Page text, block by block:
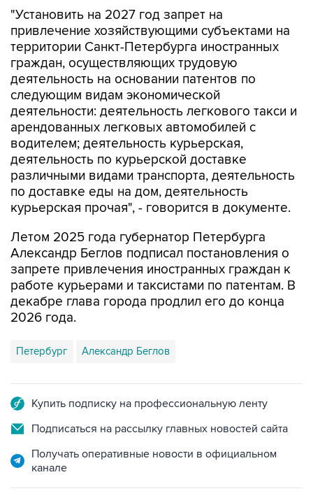
"Установить на 2027 год запрет на
привлечение хозяйствующими субъектами на
территории Санкт-Петербурга иностранных
граждан, осуществляющих трудовую
деятельность на основании патентов по
следующим видам экономической
деятельности: деятельность легкового такси и
арендованных легковых автомобилей с
водителем; деятельность курьерская,
деятельность по курьерской доставке
различными видами транспорта, деятельность
по доставке еды на дом, деятельность
курьерская прочая", - говорится в документе.
Летом 2025 года губернатор Петербурга
Александр Беглов подписал постановления о
запрете привлечения иностранных граждан к
работе курьерами и таксистами по патентам. В
декабре глава города продлил его до конца
2026 года.
Петербург Александр Беглов
Купить подписку на профессиональную ленту
Подписаться на рассылку главных новостей сайта
Получать оперативные новости в официальном
канале